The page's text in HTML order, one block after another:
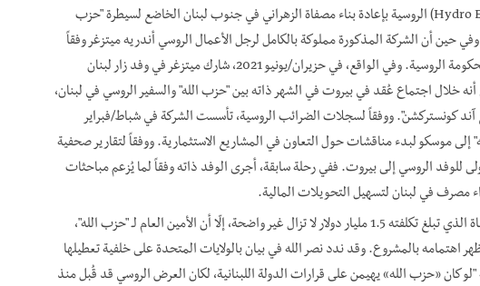
كونستركشن" (Hydro Engineering and Construction) الروسية بإعادة بناء مصفاة الزهراني في جنوب لبنان الخاضع لسيطرة "حزب
تقدر قيمته بنحو 1.5 مليار دولار. وفي حين أن الشركة المذكورة مملوكة بالكامل لرجل الأعمال الروسي أندريه ميتزغر وفقاً
لسجلات الضرائب الروسية، إلا أنها مدعومة من الحكومة الروسية. وفي الواقع، في حزيران/يونيو 2021، شارك ميتزغر في وفد زار لبنان
أنه خلال اجتماع عُقد في بيروت في الشهر ذاته بين "حزب الله" والسفير الروسي في لبنان،
كونستركشن". ووفقاً لسجلات الضرائب الروسية، تأسست الشركة في شباط/فبراير
إلى موسكو لبدء مناقشات حول التعاون في المشاريع الاستثمارية. ووفقاً لتقارير صحفية
رحلة حزيران/يونيو 2021 الزيارة الأولى للوفد الروسي إلى بيروت. ففي رحلة سابقة، أجرى الوفد ذاته وفقاً لما يُزعم مباحثات
مصرف في لبنان لتسهيل التحويلات المالية.
وفي حين أن مشاركة "حزب الله" في مشروع المصفاة الذي تبلغ تكلفته 1.5 مليار دولار لا تزال غير واضحة، إلّا أن الأمين العام لـ "حزب الله"،
اهتمامه بالمشروع. وقد ندد نصر الله في بيان بالولايات المتحدة على خلفية تعطيلها
كان«حزب الله»يهيمن على قرارات الدولة اللبنانية، لكان العرض الروسي قد قُبل منذ